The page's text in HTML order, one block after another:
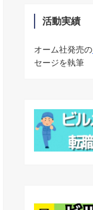
活動実績
オーム社発売の
セージを執筆